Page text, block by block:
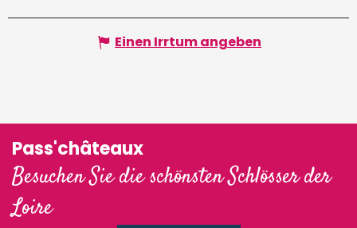
Einen Irrtum angeben
Pass'châteaux
Besuchen Sie die schönsten Schlösser der
Loire